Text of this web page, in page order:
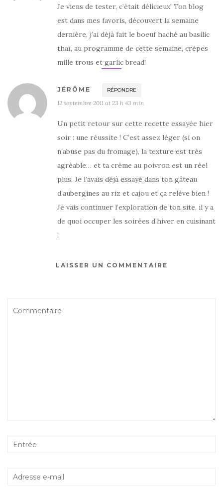
Je viens de tester, c’était délicieux! Ton blog
est dans mes favoris, découvert la semaine
dernière, j’ai déjà fait le boeuf haché au basilic
thaï, au programme de cette semaine, crèpes
mille trous et garlic bread!
JÉRÔME RÉPONDRE
12 septembre 2011 at 23 h 43 min
Un petit retour sur cette recette essayée hier
soir : une réussite ! C’est assez léger (si on
n’abuse pas du fromage), la texture est très
agréable… et ta crème au poivron est un réel
plus. Je l’avais déjà essayé dans ton gâteau
d’aubergines au riz et cajou et ça relève bien !
Je vais continuer l’exploration de ton site, il y a
de quoi occuper les soirées d’hiver en cuisinant
!
LAISSER UN COMMENTAIRE